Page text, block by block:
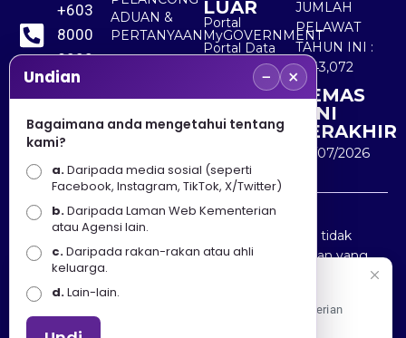
+603
8000
8000
+603
8891
7100
ADUAN &
PERTANYAAN
LUAR
Portal
MyGOVERNMENT
Portal Data
Terbuka
Sektor Awam
JUMLAH
PELAWAT
TAHUN INI :
5,543,072
KEMAS
KINI
TERAKHIR
30/07/2026
Penafian : Kerajaan Malaysia dan Kementerian
Pelancongan Seni dan Budaya (MOTAC) adalah tidak
bertanggungjawab atas kehilangan atau kerugian yang
disebabkan oleh penggunaan mana-mana maklumat
yang diperolehi dari portal ini.
Undian − ×
Bagaimana anda mengetahui tentang
kami?
a.Daripada media sosial (seperti
Facebook, Instagram, TikTok, X/Twitter)
b.Daripada Laman Web Kementerian
atau Agensi lain.
c.Daripada rakan-rakan atau ahli
keluarga.
d.Lain-lain.
Apa Khabar! Selamat datang ke Portal Rasmi Kementerian
Pelancongan, Seni dan Budaya